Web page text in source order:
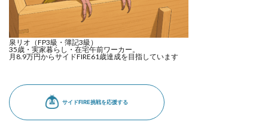
泉リオ（FP3級・簿記3級）
35歳・実家暮らし・在宅午前ワーカー。
月8.9万円からサイドFIRE61歳達成を目指しています